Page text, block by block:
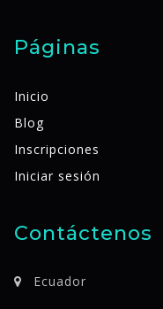
Páginas
Inicio
Blog
Inscripciones
Iniciar sesión
Contáctenos
Ecuador